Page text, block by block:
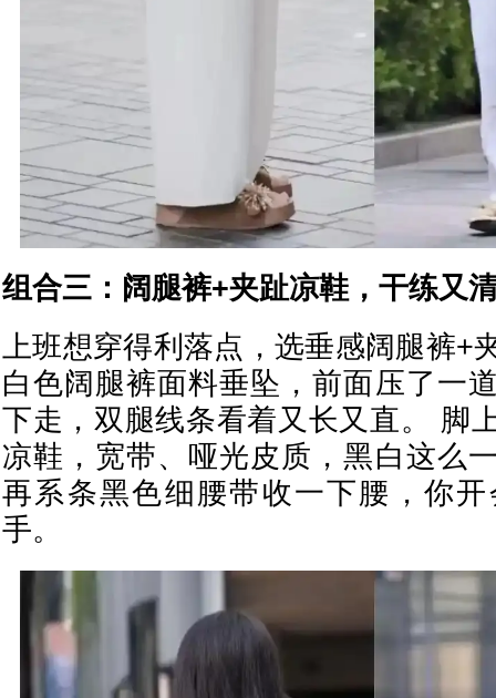
组合三：阔腿裤+夹趾凉鞋，干练又
上班想穿得利落点，选垂感阔腿裤+
白色阔腿裤面料垂坠，前面压了一
下走，双腿线条看着又长又直。 脚
凉鞋，宽带、哑光皮质，黑白这么
再系条黑色细腰带收一下腰，你
手。